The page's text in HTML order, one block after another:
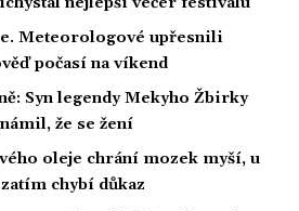
Meteorologové upřesnili
počasí na víkend
Syn legendy Mekyho Žbirky
že se žení
oleje chrání mozek myší, u
chybí důkaz